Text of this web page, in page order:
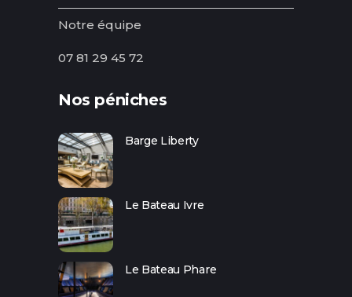
Notre équipe
07 81 29 45 72
Nos péniches
Barge Liberty
Le Bateau Ivre
Le Bateau Phare